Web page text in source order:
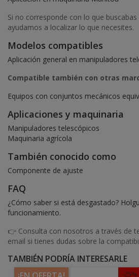
Si no corresponde con lo que
ayudamos a localizar lo que necesites.
Modelos compatibles
Aplicación general en manipuladores
Compatible también con otras
Equipos con conjuntos mecánicos
Aplicaciones y maquinaria
Manipuladores telescópicos
Maquinaria agrícola
También conocido como
Componente de ajuste
FAQ
¿Cómo saber si está desgastado?
funcionamiento.
👉 Consulta con nosotros a través de
email si tienes dudas sobre la
TAMBIÉN PODRÍA INTERESARLE
-25%